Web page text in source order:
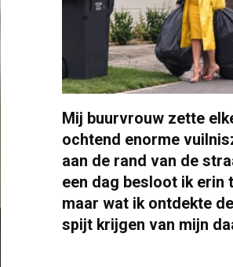
Mij buurvrouw zette
ochtend enorme
aan de rand van de
een dag besloot ik erin
maar wat ik ontdekte
spijt krijgen van mijn